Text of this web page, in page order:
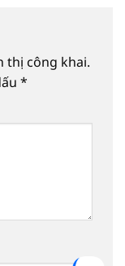
thị công khai.
*